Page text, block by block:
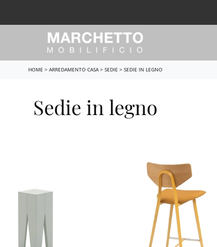
HOME > ARREDAMENTO CASA> SEDIE > SEDIE IN LEGNO
Sedie in legno